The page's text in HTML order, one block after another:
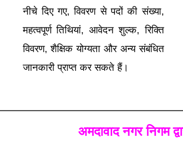
नीचे दिए गए, विवरण से पदों की संख्या,
महत्वपूर्ण तिथियां, आवेदन शुल्क, रिक्ति
विवरण, शैक्षिक योग्यता और अन्य संबंधित
जानकारी प्राप्त कर सकते हैं।
अमदावाद नगर निगम